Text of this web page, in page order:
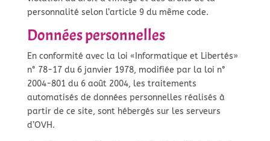
personnalité selon l’article 9 du même code.
Données personnelles
En conformité avec la loi «Informatique et Libertés»
n° 78-17 du 6 janvier 1978, modifiée par la loi n°
2004-801 du 6 août 2004, les traitements
automatisés de données personnelles réalisés à
partir de ce site, sont hébergés sur les serveurs
d’OVH.